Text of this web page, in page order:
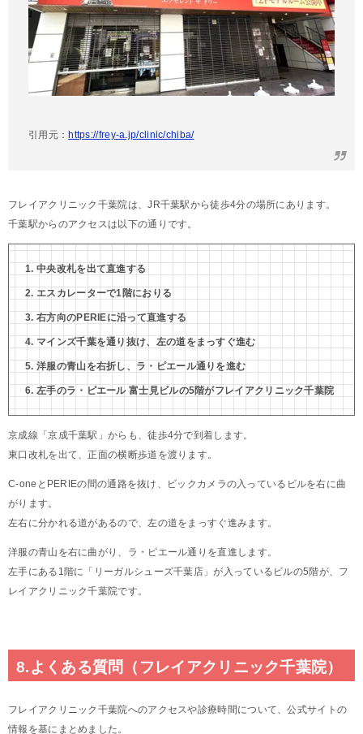
引用元： https://frey-a.jp/clinic/chiba/
フレイアクリニック千葉院は、JR千葉駅から徒歩4分の場所にあります。
千葉駅からのアクセスは以下の通りです。
中央改札を出て直進する
エスカレーターで1階におりる
右方向のPERIEに沿って直進する
マインズ千葉を通り抜け、左の道をまっすぐ進む
洋服の青山を右折し、ラ・ピエール通りを進む
左手のラ・ピエール 富士見ビルの5階がフレイアクリニック千葉院
京成線「京成千葉駅」からも、徒歩4分で到着します。
東口改札を出て、正面の横断歩道を渡ります。
C-oneとPERIEの間の通路を抜け、ビックカメラの入っているビルを右に曲
がります。
左右に分かれる道があるので、左の道をまっすぐ進みます。
洋服の青山を右に曲がり、ラ・ピエール通りを直進します。
左手にある1階に「リーガルシューズ千葉店」が入っているビルの5階が、フ
レイアクリニック千葉院です。
8.よくある質問（フレイアクリニック千葉院）
フレイアクリニック千葉院へのアクセスや診療時間について、公式サイトの
情報を基にまとめました。